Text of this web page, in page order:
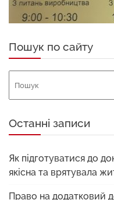
Пошук по сайту
Останні записи
Як підготуватися до
якісна та врятувала
Право на додатковий